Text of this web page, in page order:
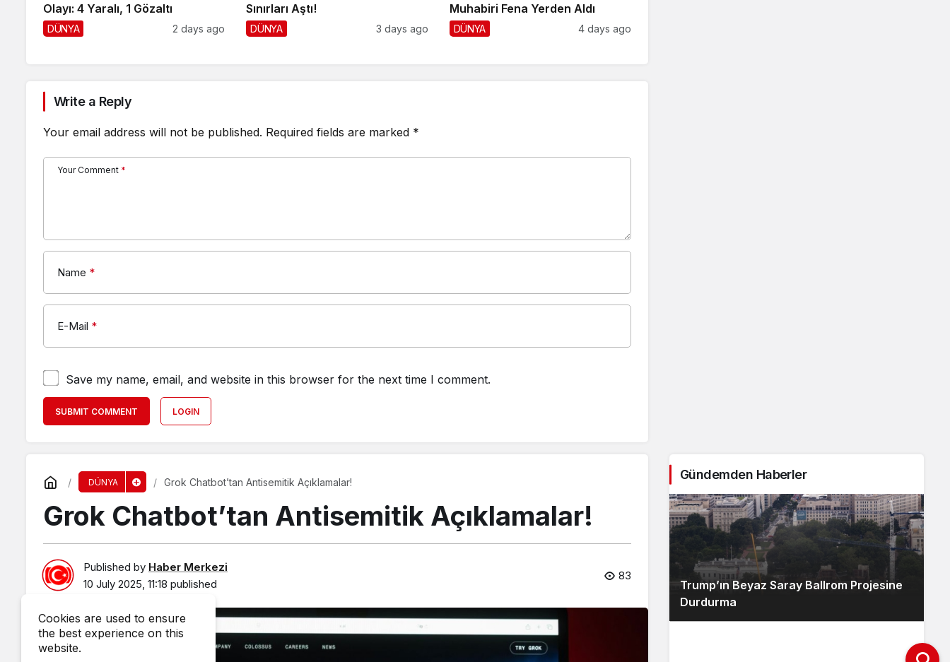
Olayı: 4 Yaralı, 1 Gözaltı
DÜNYA 2 days ago
Sınırları Aştı!
DÜNYA 3 days ago
Muhabiri Fena Yerden Aldı
DÜNYA 4 days ago
Write a Reply
Your email address will not be published. Required fields are marked *
Your Comment *
Name *
E-Mail *
Save my name, email, and website in this browser for the next time I comment.
SUBMIT COMMENT LOGIN
DÜNYA Grok Chatbot’tan Antisemitik Açıklamalar!
Grok Chatbot’tan Antisemitik Açıklamalar!
Published by Haber Merkezi
10 July 2025, 11:18 published
83
Gündemden Haberler
Trump’ın Beyaz Saray Ballrom Projesine
Durdurma
Cookies are used to ensure
the best experience on this
website.